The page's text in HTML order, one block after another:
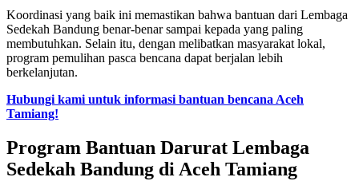
Koordinasi yang baik ini memastikan bahwa bantuan dari Lembaga
Sedekah Bandung benar-benar sampai kepada yang paling
membutuhkan. Selain itu, dengan melibatkan masyarakat lokal,
program pemulihan pasca bencana dapat berjalan lebih
berkelanjutan.
Hubungi kami untuk informasi bantuan bencana Aceh
Tamiang!
Program Bantuan Darurat Lembaga
Sedekah Bandung di Aceh Tamiang